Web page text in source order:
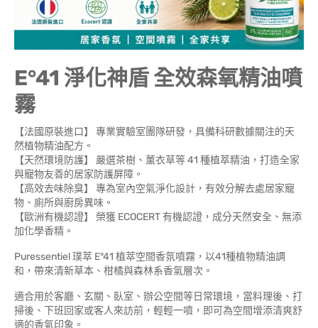
E°41 淨化神盾 全效森氧精油噴
霧
【法國原裝進口】 專業實驗室團隊研發，具備科研數據關注的天
然植物精油配方。
【天然環境防護】 嚴選茶樹、薰衣草等 41 種植萃精油，打造全家
與寵物友善的居家防護屏障。
【高效去味除臭】 專為室內空氣淨化設計，有效分解去處居家寵
物、廁所與廚房異味。
【歐洲有機認證】 榮獲 ECOCERT 有機認證，成分天然安全、無添
加化學香精。
Puressentiel 璞萃 E°41 植萃空間香氛噴霧，以41種植物精油調
和，帶來清新草本、柑橘與森林系香氣層次。
適合用於客廳、玄關、臥室、辦公空間等日常環境，當料理後、打
掃後、下班回家或客人來訪前，輕輕一噴，即可為空間增添清爽舒
適的香氣印象。